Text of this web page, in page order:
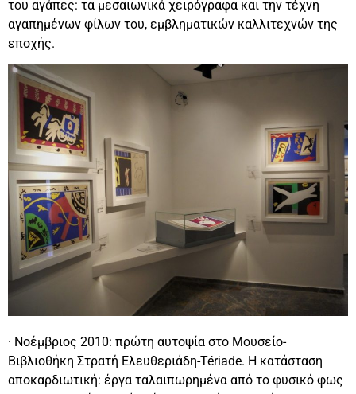
του αγάπες: τα μεσαιωνικά χειρόγραφα και την τέχνη
αγαπημένων φίλων του, εμβληματικών καλλιτεχνών της
εποχής.
· Νοέμβριος 2010: πρώτη αυτοψία στο Μουσείο-
Βιβλιοθήκη Στρατή Ελευθεριάδη-Tériade. Η κατάσταση
αποκαρδιωτική: έργα ταλαιπωρημένα από το φυσικό φως